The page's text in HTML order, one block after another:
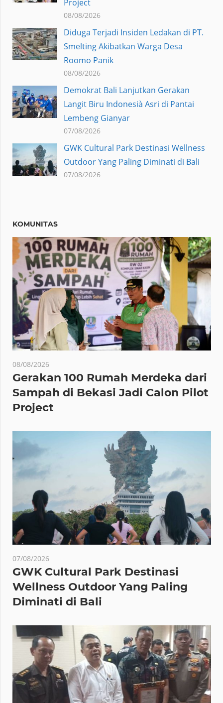
Project
08/08/2026
Diduga Terjadi Insiden Ledakan di PT.
Smelting Akibatkan Warga Desa
Roomo Panik
08/08/2026
Demokrat Bali Lanjutkan Gerakan
Langit Biru Indonesià Asri di Pantai
Lembeng Gianyar
07/08/2026
GWK Cultural Park Destinasi Wellness
Outdoor Yang Paling Diminati di Bali
07/08/2026
KOMUNITAS
08/08/2026
Gerakan 100 Rumah Merdeka dari
Sampah di Bekasi Jadi Calon Pilot
Project
07/08/2026
GWK Cultural Park Destinasi
Wellness Outdoor Yang Paling
Diminati di Bali